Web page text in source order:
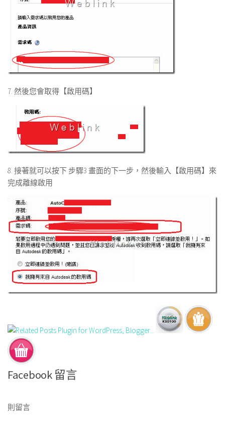
7. 然後您會取得【啟用碼】
8. 接著就可以按下 步驟3 畫面的下一步，然後輸入【啟用碼】來
完成離線啟用
Facebook 留言
則留言